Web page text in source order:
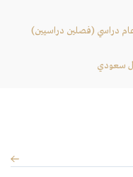
عام دراسي (فصلين دراسيين)